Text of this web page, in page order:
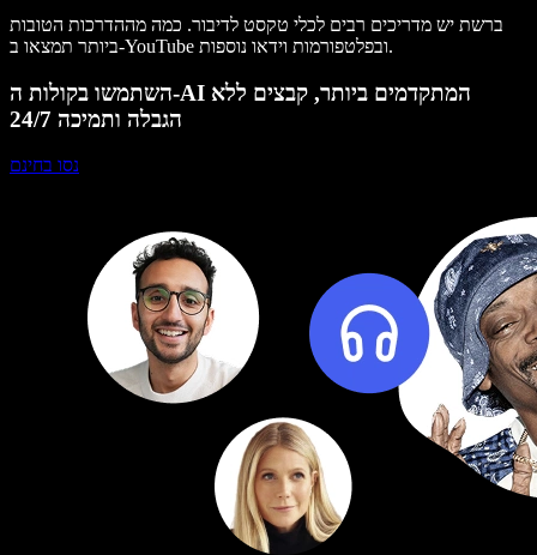
ברשת יש מדריכים רבים לכלי טקסט לדיבור. כמה מההדרכות הטובות
ביותר תמצאו ב-YouTube ובפלטפורמות וידאו נוספות.
השתמשו בקולות ה-AI המתקדמים ביותר, קבצים ללא
הגבלה ותמיכה 24/7
נסו בחינם